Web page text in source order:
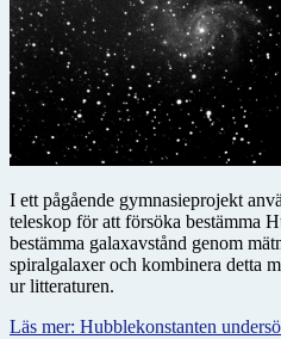
I ett pågående gymnasieprojekt
teleskop för att försöka bestämma
bestämma galax­avstånd genom
spiralgalaxer och kombinera detta
ur litteraturen.
Läs mer: Hubblekonstanten